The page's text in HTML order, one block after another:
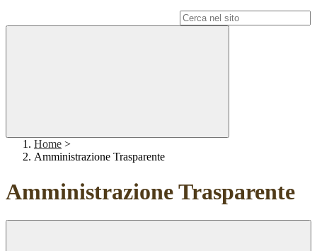
Home >
Amministrazione Trasparente
Amministrazione Trasparente